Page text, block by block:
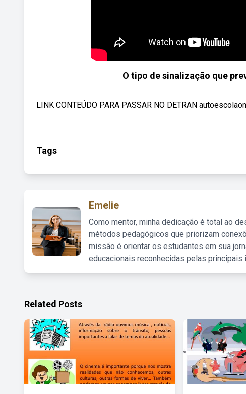
O tipo de sinalização que
LINK CONTEÚDO PARA PASSAR NO DETRAN
Tags
Emelie
Como mentor, minha dedicação é total ao
métodos pedagógicos que priorizam
missão é orientar os estudantes em sua
educacionais reconhecidas pelas principais
Related Posts